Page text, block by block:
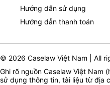
Hướng dẫn sử dụng
Hướng dẫn thanh toán
© 2026 Caselaw Việt Nam | All
Ghi rõ nguồn Caselaw Việt Nam (
sử dụng thông tin, tài liệu từ địa